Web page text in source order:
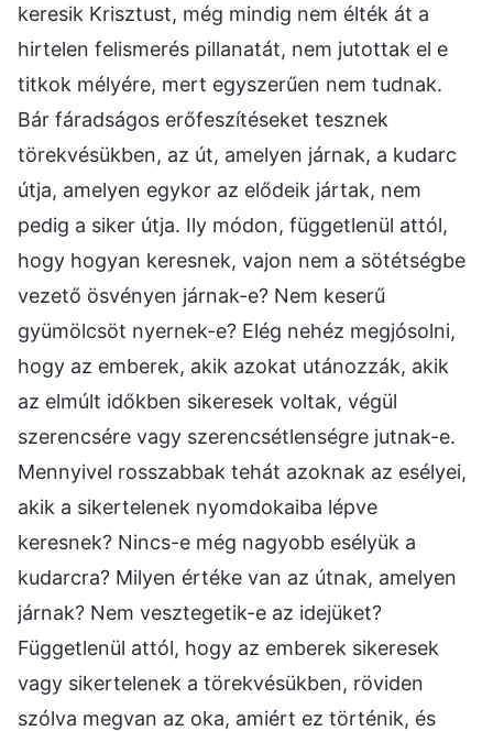
keresik Krisztust, még mindig nem élték át a
hirtelen felismerés pillanatát, nem jutottak el e
titkok mélyére, mert egyszerűen nem tudnak.
Bár fáradságos erőfeszítéseket tesznek
törekvésükben, az út, amelyen járnak, a kudarc
útja, amelyen egykor az elődeik jártak, nem
pedig a siker útja. Ily módon, függetlenül attól,
hogy hogyan keresnek, vajon nem a sötétségbe
vezető ösvényen járnak-e? Nem keserű
gyümölcsöt nyernek-e? Elég nehéz megjósolni,
hogy az emberek, akik azokat utánozzák, akik
az elmúlt időkben sikeresek voltak, végül
szerencsére vagy szerencsétlenségre jutnak-e.
Mennyivel rosszabbak tehát azoknak az esélyei,
akik a sikertelenek nyomdokaiba lépve
keresnek? Nincs-e még nagyobb esélyük a
kudarcra? Milyen értéke van az útnak, amelyen
járnak? Nem vesztegetik-e az idejüket?
Függetlenül attól, hogy az emberek sikeresek
vagy sikertelenek a törekvésükben, röviden
szólva megvan az oka, amiért ez történik, és